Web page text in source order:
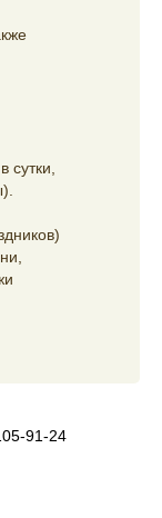
сутки,
91-24